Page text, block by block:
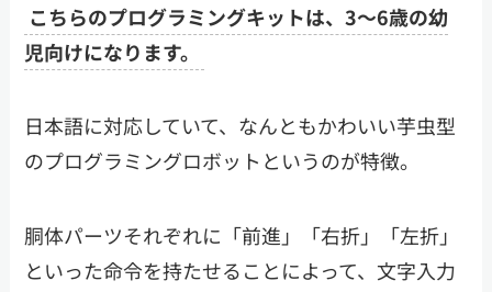
こちらのプログラミングキットは、3～6歳の幼
児向けになります。
日本語に対応していて、なんともかわいい芋虫型
のプログラミングロボットというのが特徴。
胴体パーツそれぞれに「前進」「右折」「左折」
といった命令を持たせることによって、文字入力